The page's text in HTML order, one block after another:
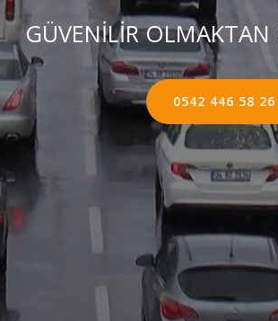
GÜVENİLİR OLMAKTAN
0542 446 58 26